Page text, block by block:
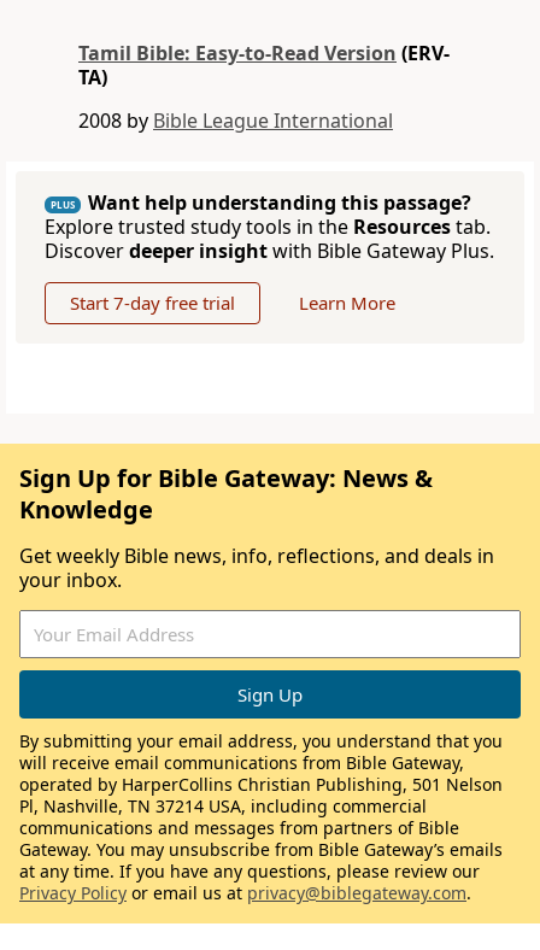
Tamil Bible: Easy-to-Read Version (ERV-
TA)
2008 by Bible League International
PLUS
Want help understanding this passage?
Explore trusted study tools in the Resourcestab.
Discoverdeeper insightwith Bible Gateway Plus.
Start 7-day free trial Learn More
Sign Up for Bible Gateway: News &
Knowledge
Get weekly Bible news, info, reflections, and deals in
your inbox.
By submitting your email address, you understand that you
will receive email communications from Bible Gateway,
operated by HarperCollins Christian Publishing, 501 Nelson
Pl, Nashville, TN 37214 USA, including commercial
communications and messages from partners of Bible
Gateway. You may unsubscribe from Bible Gateway’s emails
at any time. If you have any questions, please review our
Privacy Policy or email us at privacy@biblegateway.com.